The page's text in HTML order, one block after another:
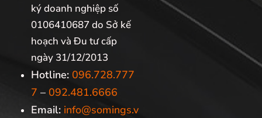
ký doanh nghiệp số
0106410687 do Sở kế
hoạch và Đu tư cấp
ngày 31/12/2013
Hotline: 096.728.777
7 – 092.481.6666
Email: info@somings.v